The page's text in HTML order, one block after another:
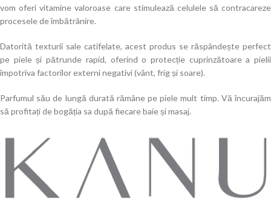
vom oferi vitamine valoroase care stimulează celulele să contracareze
procesele de îmbătrânire.
Datorită texturii sale catifelate, acest produs se răspândește perfect
pe piele și pătrunde rapid, oferind o protecție cuprinzătoare a pielii
împotriva factorilor externi negativi (vânt, frig și soare).
Parfumul său de lungă durată rămâne pe piele mult timp. Vă încurajăm
să profitați de bogăția sa după fiecare baie și masaj.